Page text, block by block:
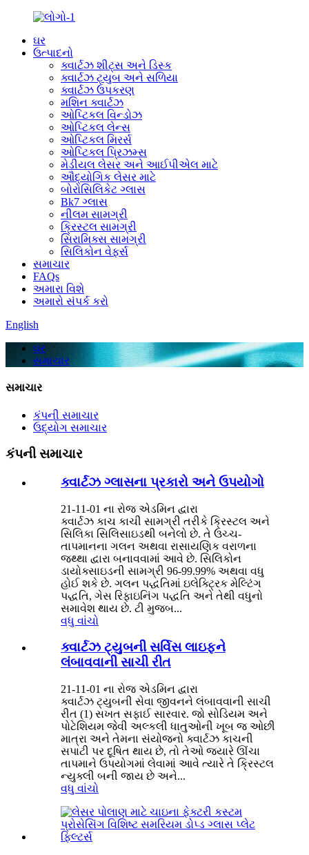
ઘર
ઉત્પાદનો
ક્વાર્ટઝ શીટ્સ અને ડિસ્ક
ક્વાર્ટઝ ટ્યુબ અને સળિયા
ક્વાર્ટઝ ઉપકરણ
મશિન ક્વાર્ટઝ
ઓપ્ટિકલ વિન્ડોઝ
ઓપ્ટિકલ લેન્સ
ઓપ્ટિકલ મિરર્સ
ઓપ્ટિકલ પ્રિઝમ્સ
મેડીયલ લેસર અને આઈપીએલ માટે
ઔદ્યોગિક લેસર માટે
બોરોસિલિકેટ ગ્લાસ
Bk7 ગ્લાસ
નીલમ સામગ્રી
ક્રિસ્ટલ સામગ્રી
સિરામિક્સ સામગ્રી
સિલિકોન વેફર્સ
સમાચાર
FAQs
અમારા વિશે
અમારો સંપર્ક કરો
English
ઘર
સમાચાર
સમાચાર
કંપની સમાચાર
ઉદ્યોગ સમાચાર
કંપની સમાચાર
ક્વાર્ટઝ ગ્લાસના પ્રકારો અને ઉપયોગો
21-11-01 ના રોજ એડમિન દ્વારા
ક્વાર્ટઝ કાચ કાચી સામગ્રી તરીકે ક્રિસ્ટલ અને
સિલિકા સિલિસાઇડથી બનેલો છે. તે ઉચ્ચ-
તાપમાનના ગલન અથવા રાસાયણિક વરાળના
જથ્થા દ્વારા બનાવવામાં આવે છે. સિલિકોન
ડાયોક્સાઇડની સામગ્રી 96-99.99% અથવા વધુ
હોઈ શકે છે. ગલન પદ્ધતિમાં ઇલેક્ટ્રિક મેલ્ટિંગ
પદ્ધતિ, ગેસ રિફાઇનિંગ પદ્ધતિ અને તેથી વધુનો
સમાવેશ થાય છે. ટી મુજબ...
વધુ વાંચો
ક્વાર્ટઝ ટ્યુબની સર્વિસ લાઇફને
લંબાવવાની સાચી રીત
21-11-01 ના રોજ એડમિન દ્વારા
ક્વાર્ટઝ ટ્યુબની સેવા જીવનને લંબાવવાની સાચી
રીત (1) સખત સફાઈ સારવાર. જો સોડિયમ અને
પોટેશિયમ જેવી અલ્કલી ધાતુઓની ખૂબ જ ઓછી
માત્રા અને તેમના સંયોજનો ક્વાર્ટઝ કાચની
સપાટી પર દૂષિત થાય છે, તો તેઓ જ્યારે ઊંચા
તાપમાને ઉપયોગમાં લેવામાં આવે ત્યારે તે ક્રિસ્ટલ
ન્યુક્લી બની જાય છે અને...
વધુ વાંચો